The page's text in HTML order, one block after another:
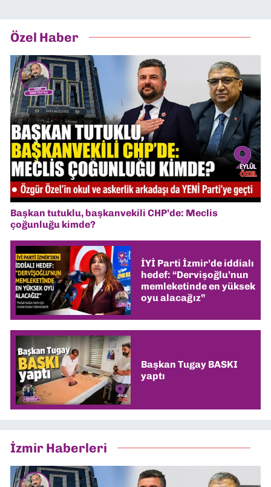
Özel Haber
Başkan tutuklu, başkanvekili CHP’de: Meclis
çoğunluğu kimde?
İYİ Parti İzmir’de iddialı
hedef: “Dervişoğlu’nun
memleketinde en yüksek
oyu alacağız”
Başkan Tugay BASKI
yaptı
İzmir Haberleri